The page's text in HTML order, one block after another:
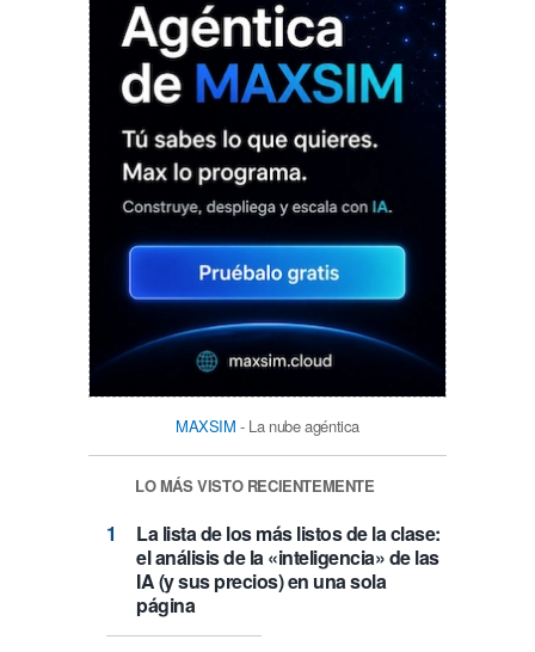
MAXSIM - La nube agéntica
LO MÁS VISTO RECIENTEMENTE
La lista de los más listos de la clase:
el análisis de la «inteligencia» de las
IA (y sus precios) en una sola
página